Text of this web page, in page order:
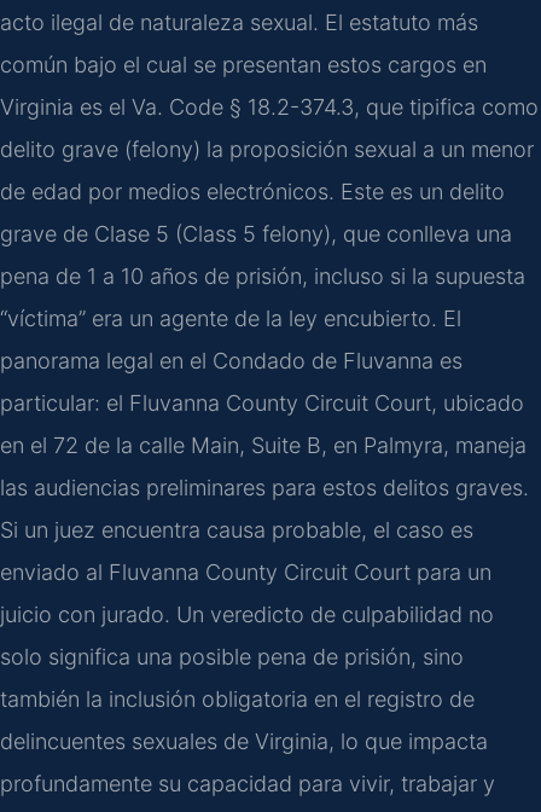
acto ilegal de naturaleza sexual. El estatuto más
común bajo el cual se presentan estos cargos en
Virginia es el Va. Code § 18.2-374.3, que tipifica como
delito grave (felony) la proposición sexual a un menor
de edad por medios electrónicos. Este es un delito
grave de Clase 5 (Class 5 felony), que conlleva una
pena de 1 a 10 años de prisión, incluso si la supuesta
“víctima” era un agente de la ley encubierto. El
panorama legal en el Condado de Fluvanna es
particular: el Fluvanna County Circuit Court, ubicado
en el 72 de la calle Main, Suite B, en Palmyra, maneja
las audiencias preliminares para estos delitos graves.
Si un juez encuentra causa probable, el caso es
enviado al Fluvanna County Circuit Court para un
juicio con jurado. Un veredicto de culpabilidad no
solo significa una posible pena de prisión, sino
también la inclusión obligatoria en el registro de
delincuentes sexuales de Virginia, lo que impacta
profundamente su capacidad para vivir, trabajar y